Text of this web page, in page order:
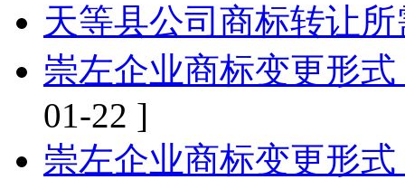
天等县公司商标转让
崇左企业商标变更形
01-22 ]
崇左企业商标变更形